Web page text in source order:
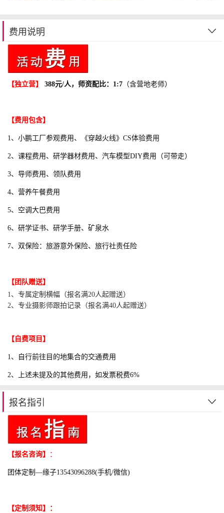
费用说明
【独立营】 388元/人，师资配比：1:7 （含营地老师）
【费用包含】
1、小鹏工厂参观费用、《穿越火线》CS体验费用
2、课程费用、研学器材费用、汽车模型DIY费用（可带走）
3、导师费用、领队费用
4、 营养午餐费用
5、空调大巴费用
6、研学证书、研学手册、矿泉水
7、双保险：旅游意外保险、旅行社责任险
【团队赠送】
1、专属定制横幅（报名满20人起赠送）
2、专业摄影师跟拍记录 （报名满40人起赠送）
【自费项目】
1、自行前往目的地集合的交通费用
2、上述未提及的其他费用，如发票税费6%
报名指引
【报名咨询】 ：
团体定制—缘子13543096288(手机/微信)
【定制须知】：